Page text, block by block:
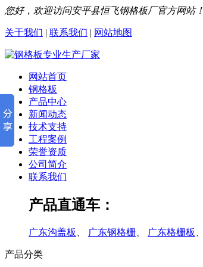
您好，欢迎访问安平县恒飞钢格板厂官方网站！
关于我们 | 联系我们 | 网站地图
网站首页
钢格板
产品中心
新闻动态
技术支持
工程案例
荣誉资质
公司简介
联系我们
产品直通车：
广东沟盖板 广东钢格栅 广东格栅板
产品分类